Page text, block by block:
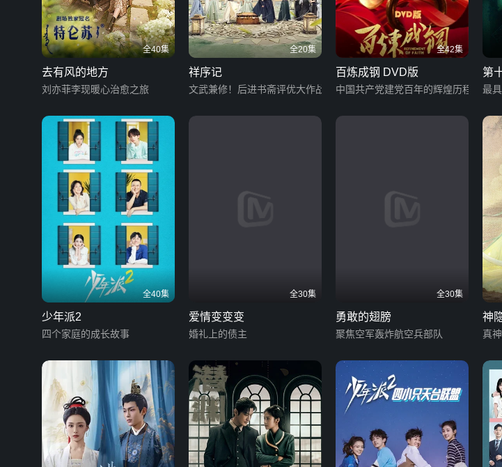
全40集
去有风的地方
刘亦菲李现暖心治愈之旅
全20集
祥序记
文武兼修！后进书斋评优大作战
全42集
百炼成钢 DVD版
中国共产党建党百年的辉煌历程
第
最
全40集
少年派2
四个家庭的成长故事
全30集
爱情变变变
婚礼上的债主
全30集
勇敢的翅膀
聚焦空军轰炸航空兵部队
神
真